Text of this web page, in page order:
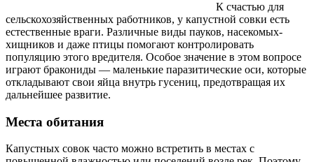
К счастью для
сельскохозяйственных работников, у капустной совки есть
естественные враги. Различные виды пауков, насекомых-
хищников и даже птицы помогают контролировать
популяцию этого вредителя. Особое значение в этом вопросе
играют бракониды — маленькие паразитические оси, которые
откладывают свои яйца внутрь гусениц, предотвращая их
дальнейшее развитие.
Места обитания
Капустных совок часто можно встретить в местах с